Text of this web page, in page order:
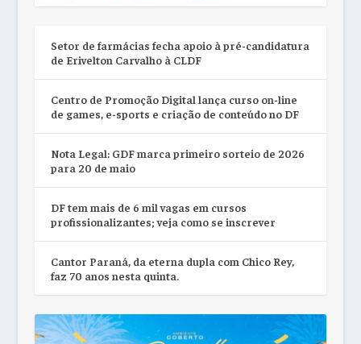
Setor de farmácias fecha apoio à pré-candidatura
de Erivelton Carvalho à CLDF
Centro de Promoção Digital lança curso on-line
de games, e-sports e criação de conteúdo no DF
Nota Legal: GDF marca primeiro sorteio de 2026
para 20 de maio
DF tem mais de 6 mil vagas em cursos
profissionalizantes; veja como se inscrever
Cantor Paraná, da eterna dupla com Chico Rey,
faz 70 anos nesta quinta.